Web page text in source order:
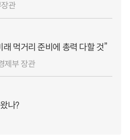
관
먹거리 준비에 총력 다할 것”
제부 장관
나?